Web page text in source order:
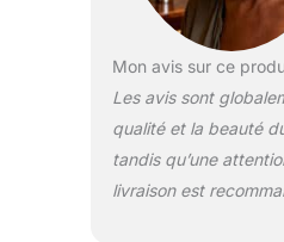
Mon avis sur ce
Les avis sont
qualité et la beauté
tandis qu’une
livraison est